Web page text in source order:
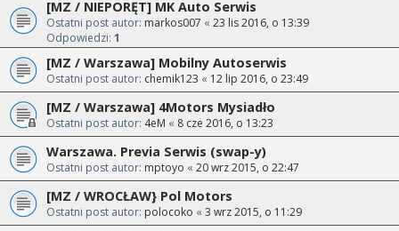
[MZ / NIEPORĘT] MK Auto Serwis
Ostatni post autor: markos007 « 23 lis 2016, o 13:39
Odpowiedzi: 1
[MZ / Warszawa] Mobilny Autoserwis
Ostatni post autor: chemik123 « 12 lip 2016, o 23:49
[MZ / Warszawa] 4Motors Mysiadło
Ostatni post autor: 4eM « 8 cze 2016, o 13:23
Warszawa. Previa Serwis (swap-y)
Ostatni post autor: mptoyo « 20 wrz 2015, o 22:47
[MZ / WROCŁAW} Pol Motors
Ostatni post autor: polocoko « 3 wrz 2015, o 11:29